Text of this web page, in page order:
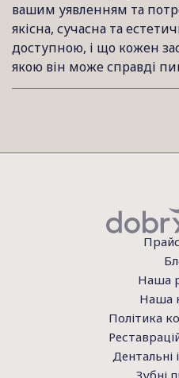
вашим уявленням та
якісна, сучасна та
доступною, і що кожен
якою він може справді
Наша
Наша
Дентальні
Зубні